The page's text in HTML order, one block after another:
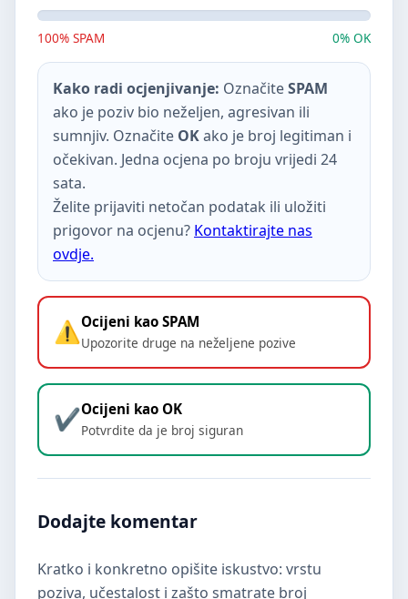
100% SPAM 0% OK
Kako radi ocjenjivanje: OznačiteSPAM
ako je poziv bio neželjen, agresivan ili
sumnjiv. Označite OKako je broj legitiman i
očekivan. Jedna ocjena po broju vrijedi 24
sata.
Želite prijaviti netočan podatak ili uložiti
prigovor na ocjenu? Kontaktirajte nas
ovdje.
Ocijeni kao SPAM
Upozorite druge na neželjene pozive
Ocijeni kao OK
Potvrdite da je broj siguran
Dodajte komentar
Kratko i konkretno opišite iskustvo: vrstu
poziva, učestalost i zašto smatrate broj